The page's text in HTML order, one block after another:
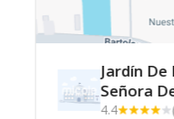
Jardín
Señora
4.4